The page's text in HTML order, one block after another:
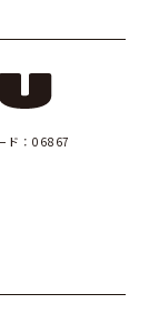
ド：06867